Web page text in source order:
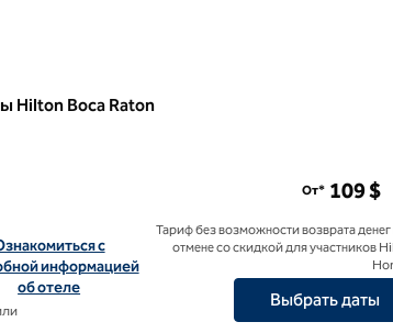
Curio Collection by Hilton
Hilton Boca Raton
информацию об отеле Hilton Boca Raton
с
информацией
об отеле
От* 109 $
Тариф без возможности возврата
отмене со скидкой для участников
Выбрать даты